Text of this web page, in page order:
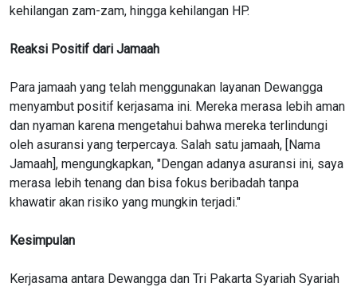
kehilangan zam-zam, hingga kehilangan HP.
Reaksi Positif dari Jamaah
Para jamaah yang telah menggunakan layanan Dewangga
menyambut positif kerjasama ini. Mereka merasa lebih aman
dan nyaman karena mengetahui bahwa mereka terlindungi
oleh asuransi yang terpercaya. Salah satu jamaah, [Nama
Jamaah], mengungkapkan, "Dengan adanya asuransi ini, saya
merasa lebih tenang dan bisa fokus beribadah tanpa
khawatir akan risiko yang mungkin terjadi."
Kesimpulan
Kerjasama antara Dewangga dan Tri Pakarta Syariah Syariah